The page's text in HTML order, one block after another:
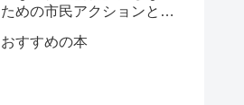
ための市民アクションと組
おすすめの本